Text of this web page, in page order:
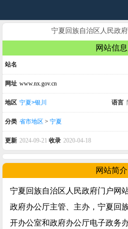
宁夏回族自治区人民政
网站信息
站名
网址 www.nx.gov.cn
地区 宁夏>银川 语言
分类 省市地区 > 宁夏
更新 2024-09-21 收录 2020-04-18
网站简介
宁夏回族自治区人民政府门户网
政府办公厅主管、主办，宁夏回
开办公室和政府办公厅电子政务